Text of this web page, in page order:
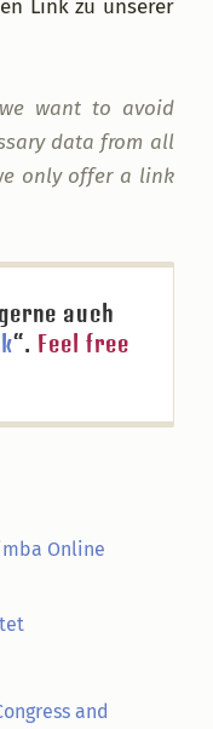
Link zu unserer
want to avoid
data from all
only offer a link
auch
“. Feel free
Online
and